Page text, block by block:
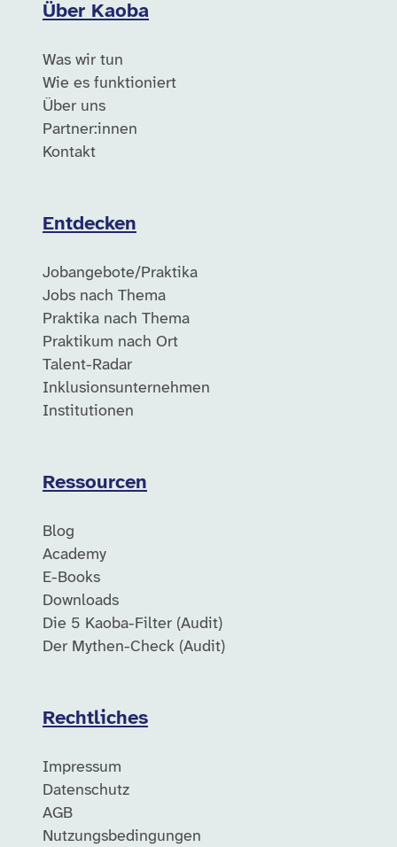
Über Kaoba
Was wir tun
Wie es funktioniert
Über uns
Partner:innen
Kontakt
Entdecken
Jobangebote/Praktika
Jobs nach Thema
Praktika nach Thema
Praktikum nach Ort
Talent-Radar
Inklusionsunternehmen
Institutionen
Ressourcen
Blog
Academy
E-Books
Downloads
Die 5 Kaoba-Filter (Audit)
Der Mythen-Check (Audit)
Rechtliches
Impressum
Datenschutz
AGB
Nutzungsbedingungen